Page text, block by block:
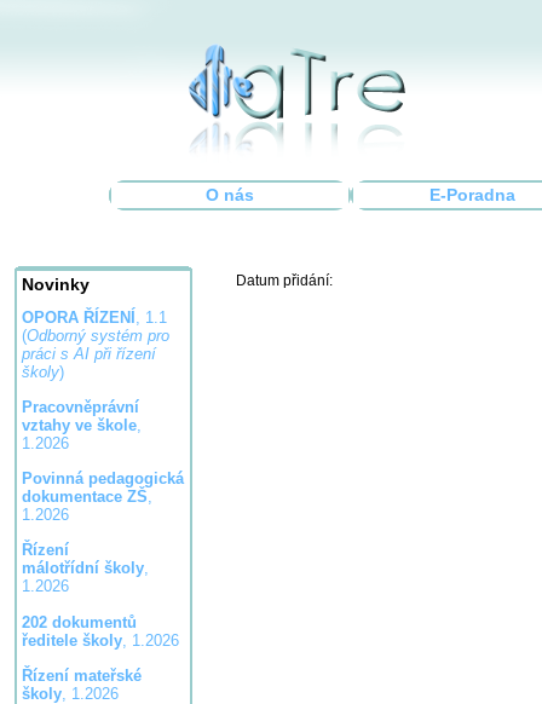
O nás E-Poradna
Novinky
OPORA ŘÍZENÍ , 1.1
(Odborný systém pro
práci s AI při řízení
školy)
Pracovněprávní
vztahy ve škole,
1.2026
Povinná pedagogická
dokumentace ZŠ,
1.2026
Řízení
málotřídní školy,
1.2026
202 dokumentů
ředitele školy, 1.2026
Řízení mateřské
školy, 1.2026
Datum přidání: